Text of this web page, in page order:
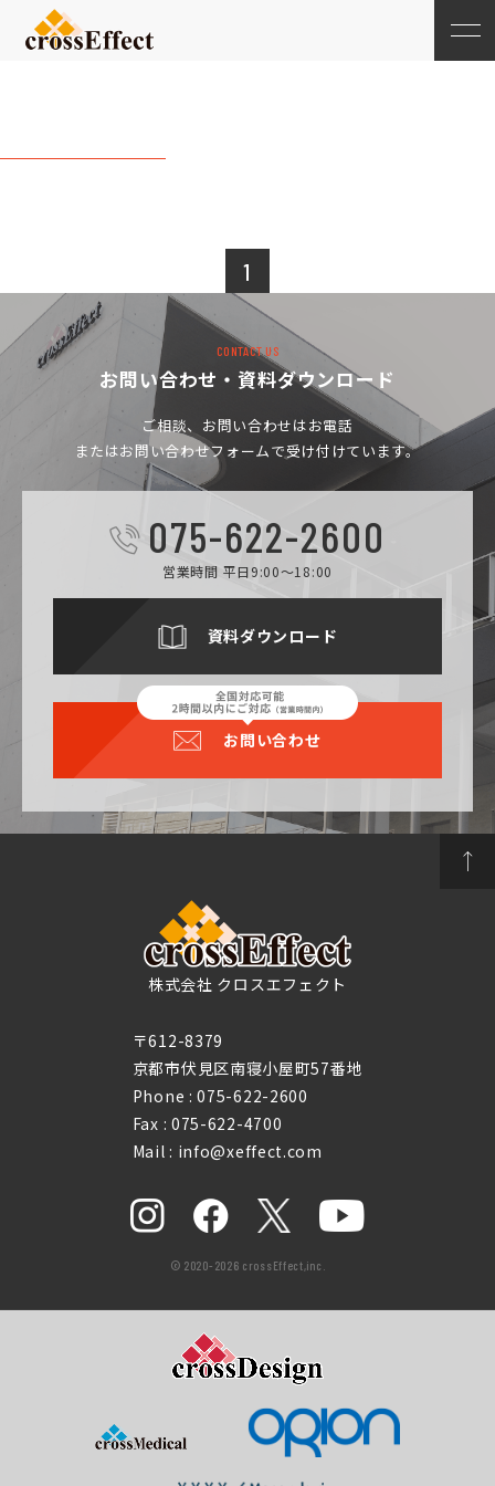
1
CONTACT US
お問い合わせ・資料ダウンロード
ご相談、お問い合わせはお電話
またはお問い合わせフォームで受け付けています。
075-622-2600
営業時間 平日9:00～18:00
資料ダウンロード
お問い合わせ
株式会社 クロスエフェクト
〒612-8379
京都市伏見区南寝小屋町57番地
Phone :075-622-2600
Fax : 075-622-4700
Mail : info@xeffect.com
© 2020-2026 crossEffect,inc.